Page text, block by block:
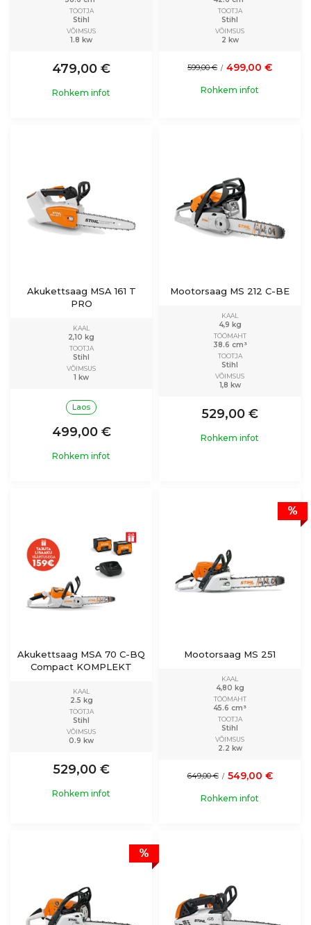
TOOTJA
Stihl
VÕIMSUS
1.8 kw
479,00 €
Rohkem infot
TOOTJA
Stihl
VÕIMSUS
2 kw
599,00 € / 499,00 €
Rohkem infot
Akukettsaag MSA 161 T
PRO
KAAL
2,10 kg
TOOTJA
Stihl
VÕIMSUS
1 kw
Laos
499,00 €
Rohkem infot
Mootorsaag MS 212 C-BE
KAAL
4,9 kg
TÖÖMAHT
38.6 cm³
TOOTJA
Stihl
VÕIMSUS
1,8 kw
529,00 €
Rohkem infot
Akukettsaag MSA 70 C-BQ
Compact KOMPLEKT
KAAL
2.5 kg
TOOTJA
Stihl
VÕIMSUS
0.9 kw
529,00 €
Rohkem infot
%
Mootorsaag MS 251
KAAL
4,80 kg
TÖÖMAHT
45.6 cm³
TOOTJA
Stihl
VÕIMSUS
2.2 kw
649,00 € / 549,00 €
Rohkem infot
%